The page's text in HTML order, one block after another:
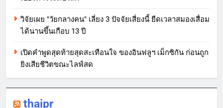
วิจัยเผย "วัยกลางคน" เลี่ยง 3 ปัจจัยเสี่ยงนี้ ยืดเวลาสมองเสื่อม
ได้นานขึ้นเกือบ 13 ปี
เปิดคำพูดสุดท้ายสุดสะเทือนใจ ของอินฟลูฯ เม็กซิกัน ก่อนถูก
ยิงเสียชีวิตขณะไลฟ์สด
thaipr